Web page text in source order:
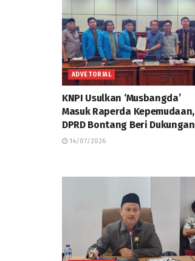
ADVETORIAL
KNPI Usulkan ‘Musbangda’
Masuk Raperda Kepemudaan,
DPRD Bontang Beri Dukungan
14/07/2026